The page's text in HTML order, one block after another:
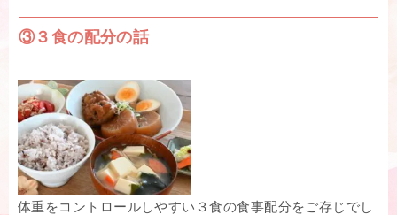
③３食の配分の話
体重をコントロールしやすい３食の食事配分をご存じでし